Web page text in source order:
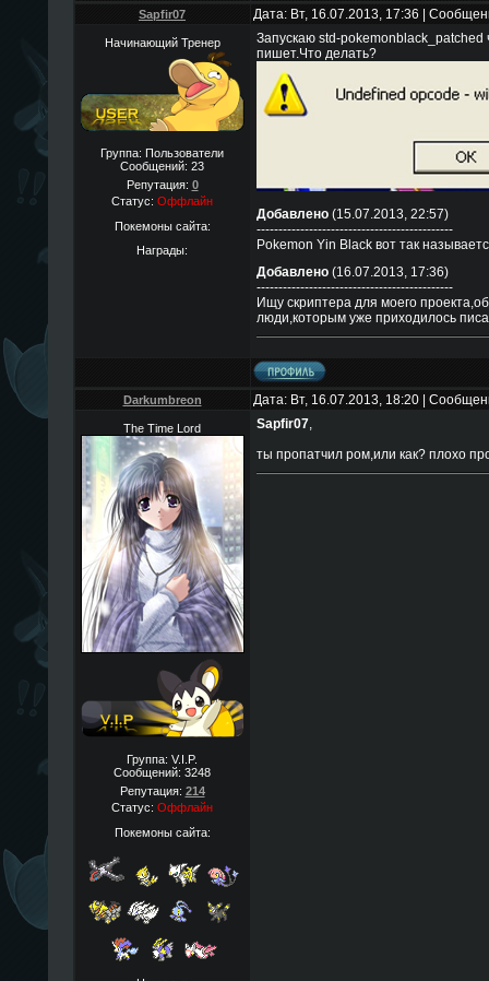
Sapfir07 Дата: Вт, 16.07.2013, 17:36 |
Начинающий Тренер
Группа: Пользователи
Сообщений: 23
Репутация: 0
Статус: Оффлайн
Покемоны сайта:
Награды:
Запускаю std-pokemonblack_patched
пишет.Что делать?
Добавлено(15.07.2013, 22:57)
---------------------------------------------
Pokemon Yin Black вот так
Добавлено(16.07.2013, 17:36)
---------------------------------------------
Ищу скриптера для моего
люди,которым уже приходилось
Darkumbreon Дата: Вт, 16.07.2013, 18:20 |
The Time Lord
Группа: V.I.P.
Сообщений: 3248
Репутация: 214
Статус: Оффлайн
Покемоны сайта:
Sapfir07,
ты пропатчил ром,или как? плохо